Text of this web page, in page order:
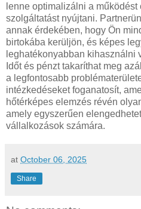
lenne optimalizálni a
szolgáltatást nyújtani.
annak érdekében, hogy Ön
birtokába kerüljön, és képes
leghatékonyabban kihasználni
Időt és pénzt takaríthat meg
a legfontosabb
intézkedéseket foganatosít,
hőtérképes elemzés révén
amely egyszerűen
vállalkozások számára.
at October 06, 2025
Share